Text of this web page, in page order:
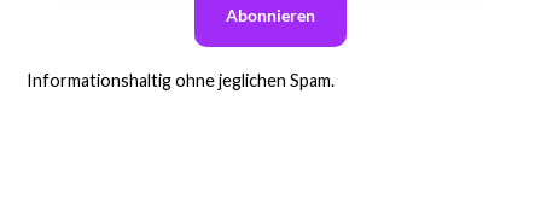
Informationshaltig ohne jeglichen Spam.